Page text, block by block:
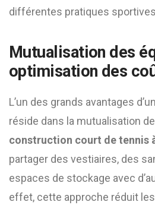
différentes pratiques
Mutualisation des
optimisation des
L’un des grands avantages
réside dans la mutualisation
construction court de tennis
partager des vestiaires, des
espaces de stockage avec
effet, cette approche réduit